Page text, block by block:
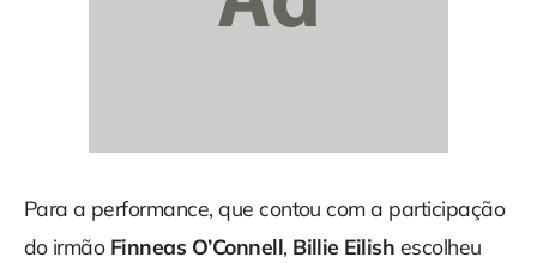
Para a performance, que contou com a participação
do irmão Finneas O’Connell, Billie Eilish escolheu